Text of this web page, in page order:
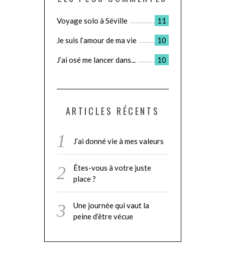
11
Voyage solo à Séville
10
Je suis l’amour de ma vie
10
J’ai osé me lancer dans...
ARTICLES RÉCENTS
J’ai donné vie à mes valeurs
Êtes-vous à votre juste
place ?
Une journée qui vaut la
peine d’être vécue